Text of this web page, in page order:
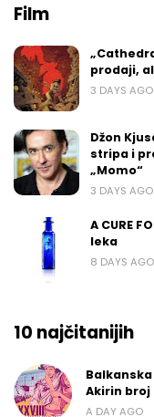
Film
prodaji,
3 DAYS AGO
Džon
stripa i
„Momo“
3 DAYS AGO
A CURE
leka
8 DAYS AGO
10 najčitanijih
Akirin
A DAY AGO